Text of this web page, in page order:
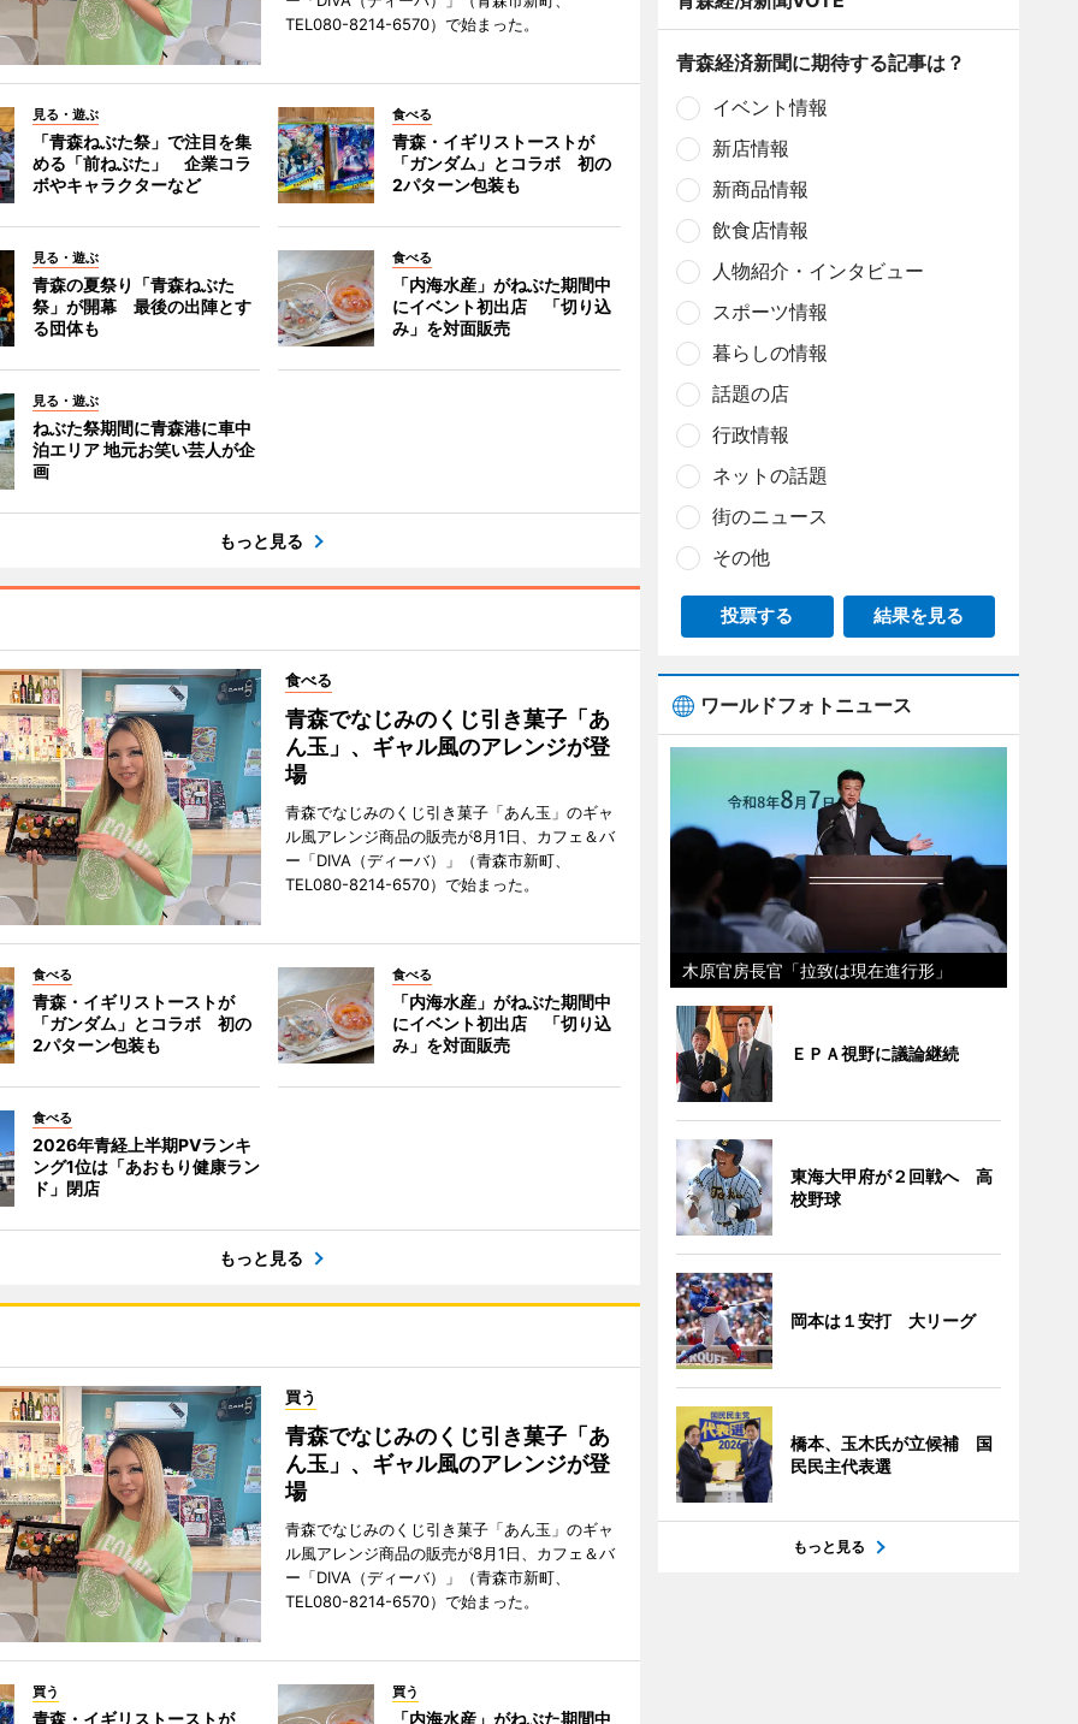
TEL080-8214-6570）で始まった。
見る・遊ぶ
「青森ねぶた祭」で注目を集
める「前ねぶた」 企業コラ
ボやキャラクターなど
食べる
青森・イギリストーストが
「ガンダム」とコラボ 初の
2パターン包装も
見る・遊ぶ
青森の夏祭り「青森ねぶた
祭」が開幕 最後の出陣とす
る団体も
食べる
「内海水産」がねぶた期間中
にイベント初出店 「切り込
み」を対面販売
見る・遊ぶ
ねぶた祭期間に青森港に車中
泊エリア 地元お笑い芸人が企
画
もっと見る
食べる
青森でなじみのくじ引き菓子「あ
ん玉」、ギャル風のアレンジが登
場
青森でなじみのくじ引き菓子「あん玉」のギャ
ル風アレンジ商品の販売が8月1日、カフェ＆バ
ー「DIVA（ディーバ）」（青森市新町、
TEL080-8214-6570）で始まった。
食べる
青森・イギリストーストが
「ガンダム」とコラボ 初の
2パターン包装も
食べる
「内海水産」がねぶた期間中
にイベント初出店 「切り込
み」を対面販売
食べる
2026年青経上半期PVランキ
ング1位は「あおもり健康ラン
ド」閉店
もっと見る
買う
青森でなじみのくじ引き菓子「あ
ん玉」、ギャル風のアレンジが登
場
青森でなじみのくじ引き菓子「あん玉」のギャ
ル風アレンジ商品の販売が8月1日、カフェ＆バ
ー「DIVA（ディーバ）」（青森市新町、
TEL080-8214-6570）で始まった。
買う
青森・イギリストーストが
買う
「内海水産」がねぶた期間中
青森経済新聞に期待する記事は？
イベント情報
新店情報
新商品情報
飲食店情報
人物紹介・インタビュー
スポーツ情報
暮らしの情報
話題の店
行政情報
ネットの話題
街のニュース
その他
投票する 結果を見る
ワールドフォトニュース
木原官房長官「拉致は現在進行形」
ＥＰＡ視野に議論継続
東海大甲府が２回戦へ 高
校野球
岡本は１安打 大リーグ
橋本、玉木氏が立候補 国
民民主代表選
もっと見る